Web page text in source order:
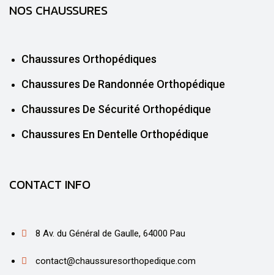
NOS CHAUSSURES
Chaussures Orthopédiques
Chaussures De Randonnée Orthopédique
Chaussures De Sécurité Orthopédique
Chaussures En Dentelle Orthopédique
CONTACT INFO
8 Av. du Général de Gaulle, 64000 Pau
contact@chaussuresorthopedique.com